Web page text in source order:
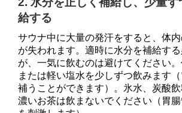
給する
サウナ中に大量の発汗をすると、体
が失われます。適時に水分を補給す
が、一気に飲むのは避けてください
または軽い塩水を少しずつ飲みます
補うことができます）。氷水、炭酸飲
濃いお茶は飲まないでください（胃